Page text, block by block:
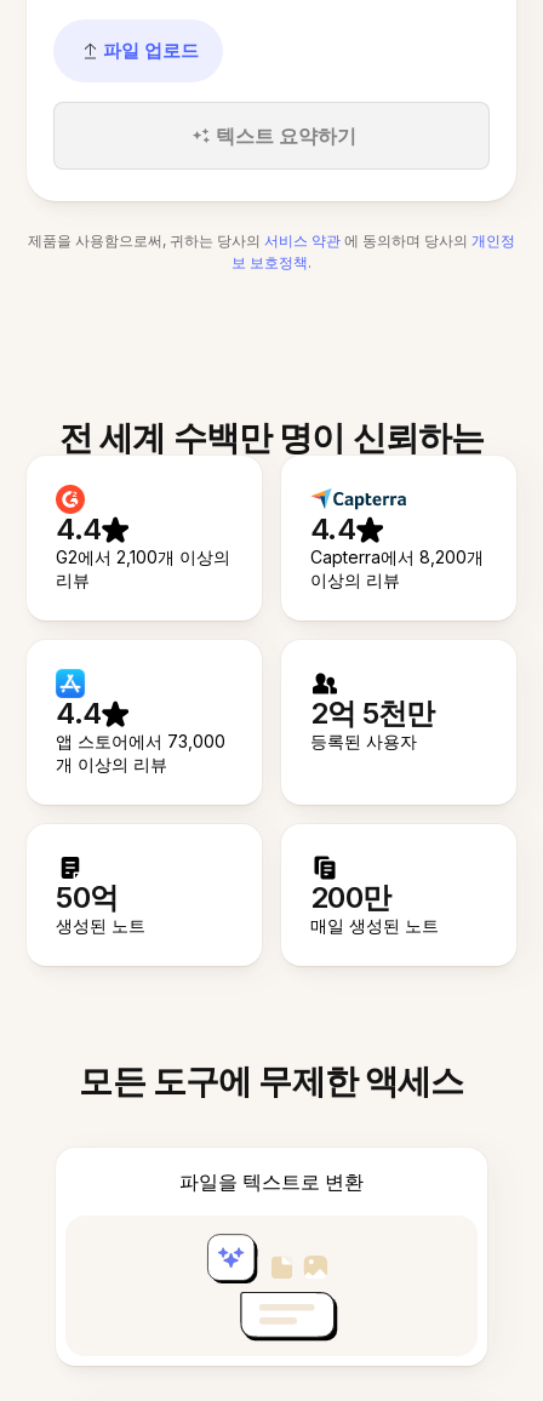
파일 업로드
텍스트 요약하기
제품을 사용함으로써, 귀하는 당사의 서비스 약관 에 동의하며 당사의 개인정
보 보호정책.
전 세계 수백만 명이 신뢰하는
4.4
G2에서 2,100개 이상의
리뷰
4.4
Capterra에서 8,200개
이상의 리뷰
4.4
앱 스토어에서 73,000
개 이상의 리뷰
2억 5천만
등록된 사용자
50억
생성된 노트
200만
매일 생성된 노트
모든 도구에 무제한 액세스
파일을 텍스트로 변환